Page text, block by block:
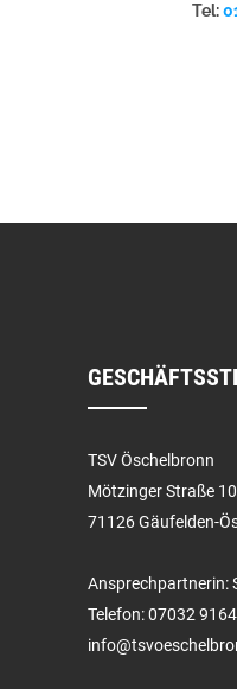
Tel:
TSV Öschelbronn
Mötzinger Straße
71126 Gäufelden-
Ansprechpartnerin:
Telefon: 07032